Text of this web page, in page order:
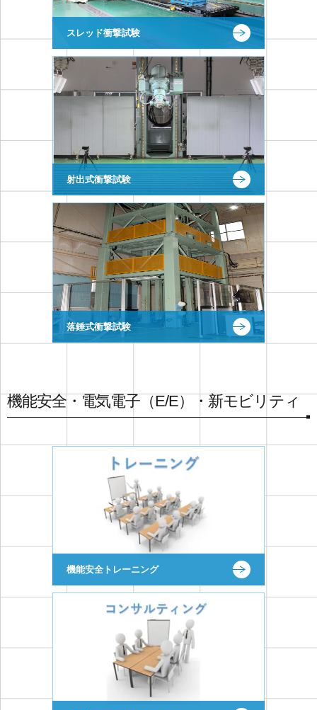
スレッド衝撃試験
射出式衝撃試験
落錘式衝撃試験
機能安全・電気電子（E/E）・新モビリティ
機能安全トレーニング